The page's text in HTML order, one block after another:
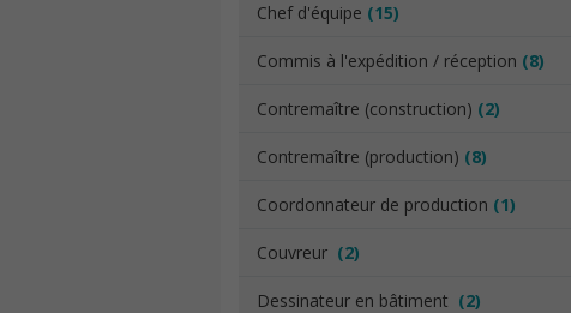
Chef d'équipe (15)
Commis à l'expédition / réception (8)
Contremaître (construction) (2)
Contremaître (production) (8)
Coordonnateur de production (1)
Couvreur (2)
Dessinateur en bâtiment (2)